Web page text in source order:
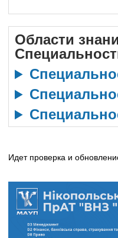
Области
Идет проверка и